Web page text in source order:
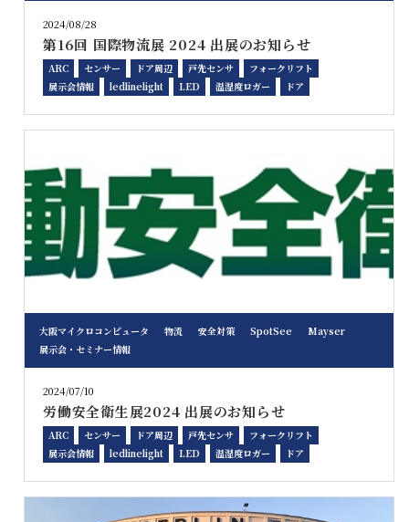
2024/08/28
第16回 国際物流展 2024 出展のお知らせ
ARC センサー ドア周辺 戸先センサ
フォークリフト
展示会情報
ledlinelight LED 温湿度ロガー ドア
大阪マイクロコンピュータ 物流 安全対策 SpotSee
Mayser
展示会・セミナー情報
2024/07/10
労働安全衛生展2024 出展のお知らせ
ARC センサー ドア周辺 戸先センサ
フォークリフト
展示会情報
ledlinelight LED 温湿度ロガー ドア